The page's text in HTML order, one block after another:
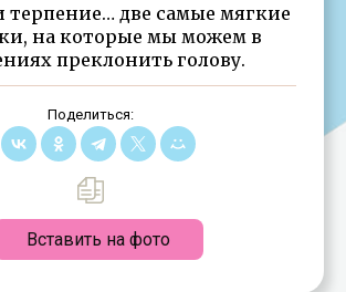
терпение… две самые мягкие
на которые мы можем в
преклонить голову.
Поделиться:
Вставить на фото